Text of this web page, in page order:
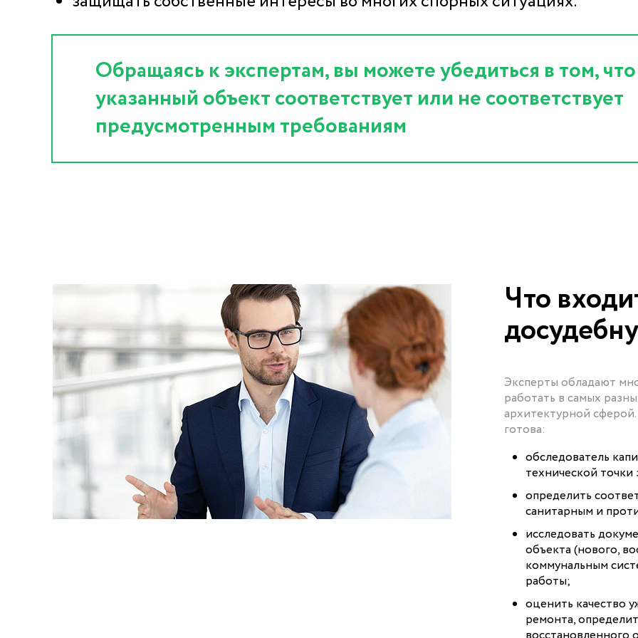
Обращаясь к экспертам, вы можете убедиться в том, что
указанный объект соответствует или не соответствует
предусмотренным требованиям
Что
Эксперты обладают
работать в самых
архитектурной
готова:
обследователь
технической точки
определить
санитарным и
исследовать
объекта (нового,
коммунальным
работы;
оценить качество
ремонта,